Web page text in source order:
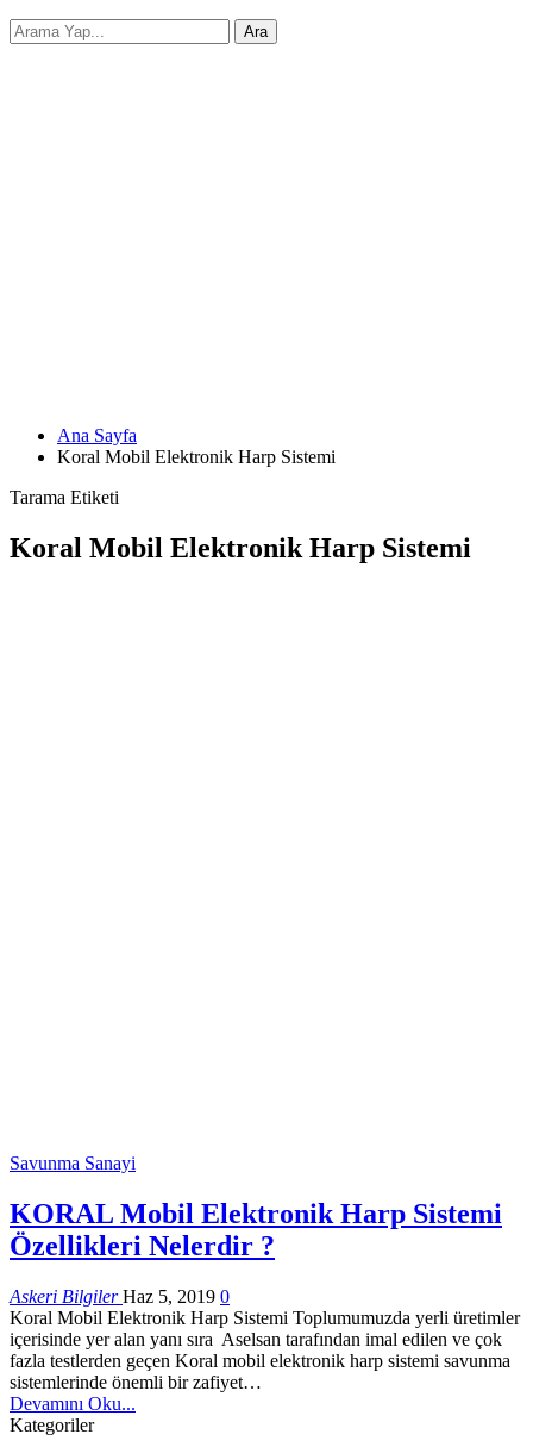
Ana Sayfa
Koral Mobil Elektronik Harp Sistemi
Tarama Etiketi
Koral Mobil Elektronik Harp Sistemi
Savunma Sanayi
KORAL Mobil Elektronik Harp Sistemi
Özellikleri Nelerdir ?
Askeri BilgilerHaz 5, 2019 0
Koral Mobil Elektronik Harp Sistemi Toplumumuzda yerli üretimler
içerisinde yer alan yanı sıra Aselsan tarafından imal edilen ve çok
fazla testlerden geçen Koral mobil elektronik harp sistemi savunma
sistemlerinde önemli bir zafiyet…
Devamını Oku...
Kategoriler